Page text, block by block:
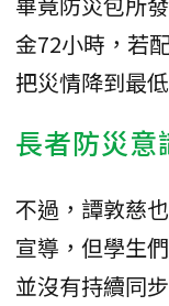
金72小時，若
把災情降到最
長者防災意
不過，譚敦慈
宣導，但學生
並沒有持續同